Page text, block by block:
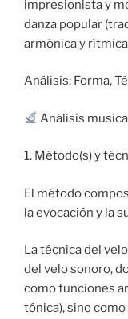
impresionista y
danza popular
armónica y
Análisis: Forma,
Análisis
1. Método(s) y
El método
la evocación y la
La técnica del
del velo sonoro,
como funciones
tónica), sino